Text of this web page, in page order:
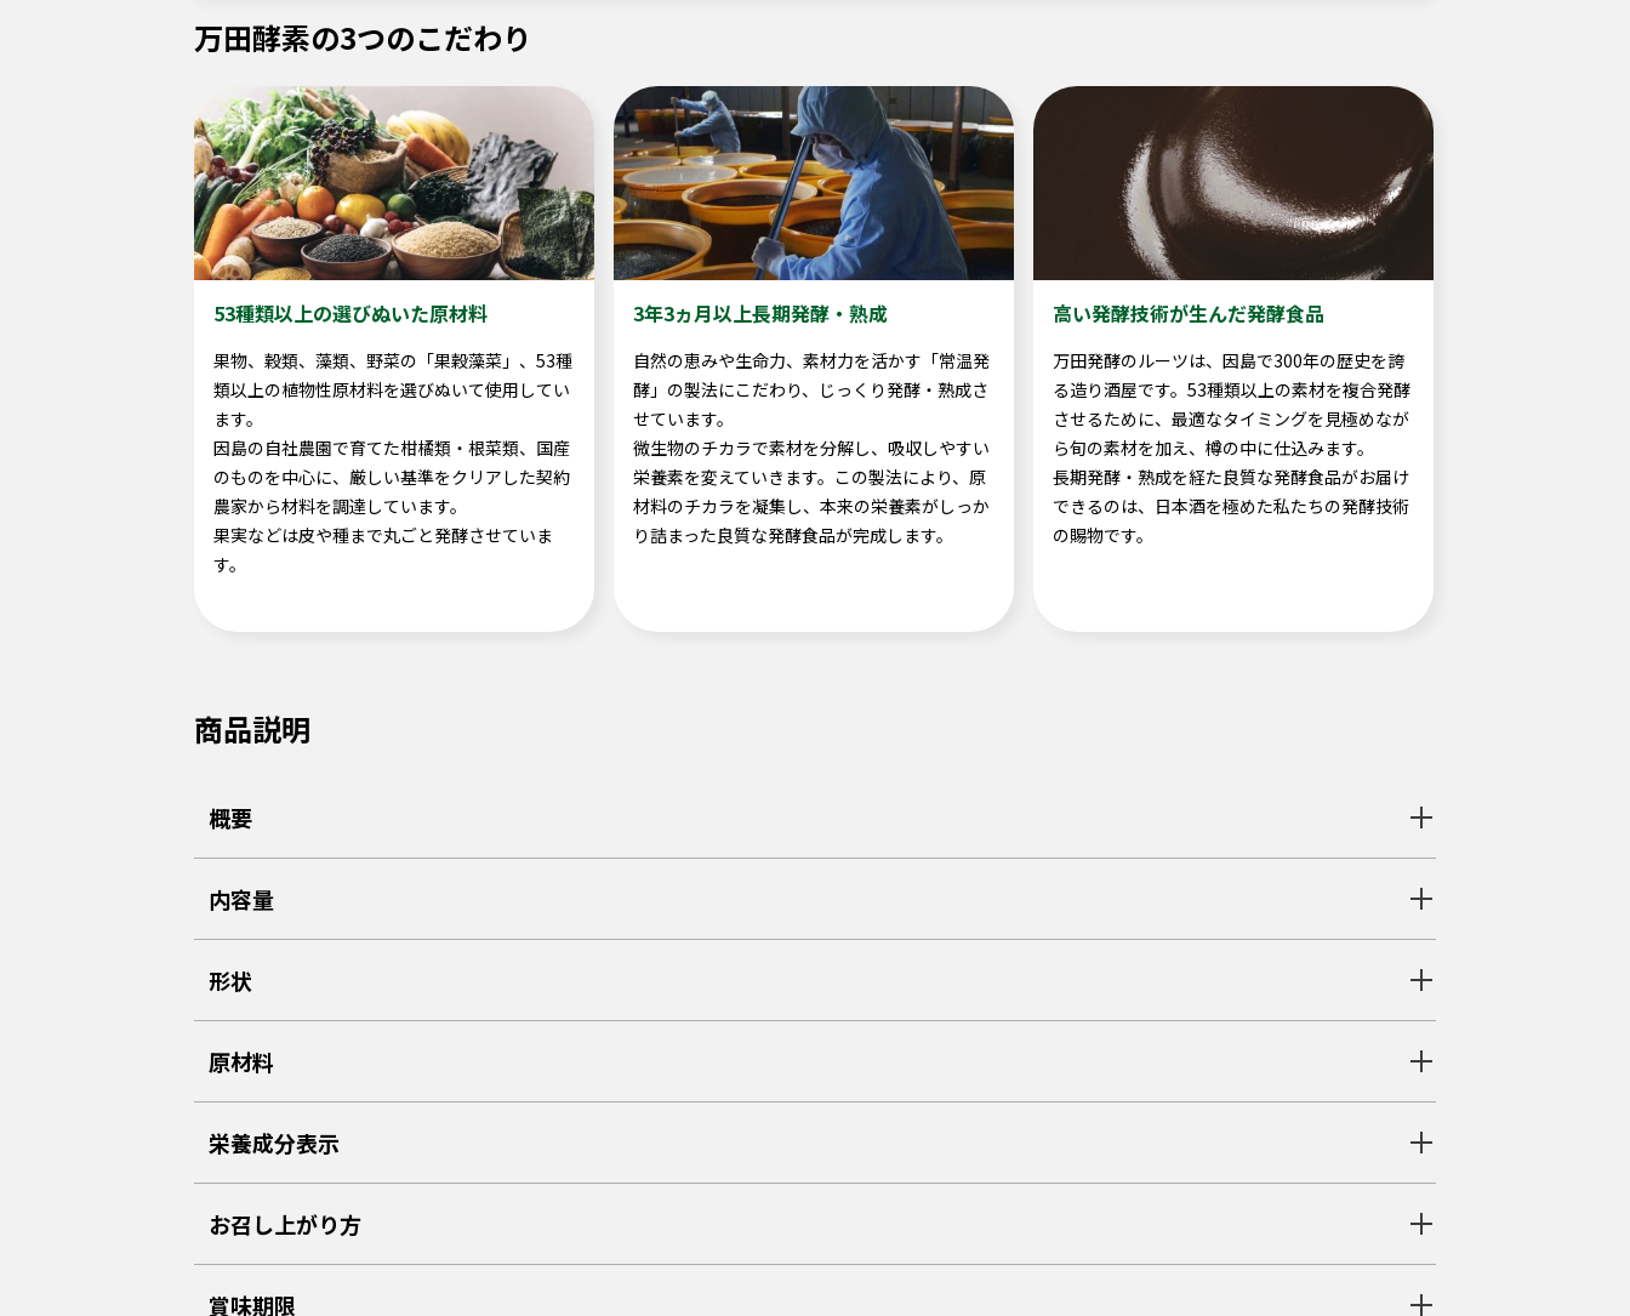
万田酵素の3つのこだわり
53種類以上の選びぬいた原材料
果物、穀類、藻類、野菜の「果穀藻菜」、53種
類以上の植物性原材料を選びぬいて使用してい
ます。
因島の自社農園で育てた柑橘類・根菜類、国産
のものを中心に、厳しい基準をクリアした契約
農家から材料を調達しています。
果実などは皮や種まで丸ごと発酵させていま
す。
3年3ヵ月以上長期発酵・熟成
自然の恵みや生命力、素材力を活かす「常温発
酵」の製法にこだわり、じっくり発酵・熟成さ
せています。
微生物のチカラで素材を分解し、吸収しやすい
栄養素を変えていきます。この製法により、原
材料のチカラを凝集し、本来の栄養素がしっか
り詰まった良質な発酵食品が完成します。
高い発酵技術が生んだ発酵食品
万田発酵のルーツは、因島で300年の歴史を誇
る造り酒屋です。53種類以上の素材を複合発酵
させるために、最適なタイミングを見極めなが
ら旬の素材を加え、樽の中に仕込みます。
長期発酵・熟成を経た良質な発酵食品がお届け
できるのは、日本酒を極めた私たちの発酵技術
の賜物です。
商品説明
概要
内容量
形状
原材料
栄養成分表示
お召し上がり方
賞味期限